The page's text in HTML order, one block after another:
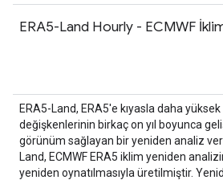
ERA5-Land Hourly - ECMWF
ERA5-Land, ERA5'e kıyasla daha
değişkenlerinin birkaç on yıl boyunca
görünüm sağlayan bir yeniden analiz
Land, ECMWF ERA5 iklim yeniden
yeniden oynatılmasıyla üretilmiştir.